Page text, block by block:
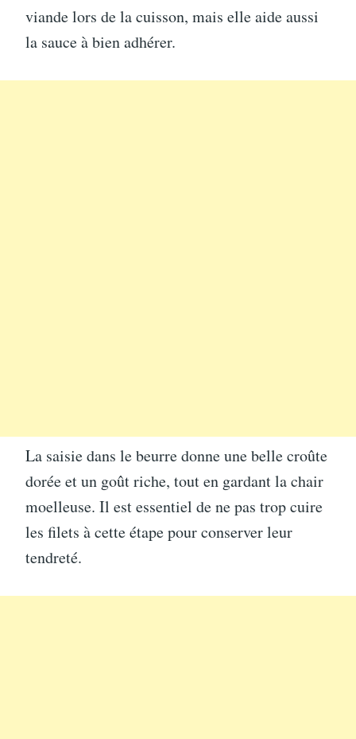
viande lors de la cuisson, mais elle aide aussi
la sauce à bien adhérer.
La saisie dans le beurre donne une belle croûte
dorée et un goût riche, tout en gardant la chair
moelleuse. Il est essentiel de ne pas trop cuire
les filets à cette étape pour conserver leur
tendreté.